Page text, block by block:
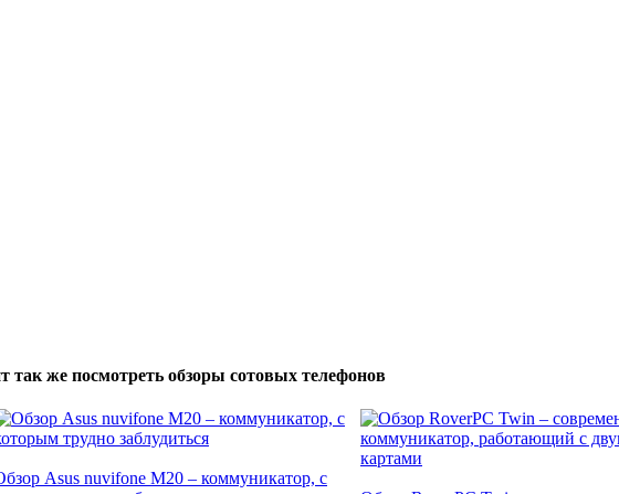
так же посмотреть обзоры сотовых телефонов
Asus nuvifone M20 – коммуникатор, с